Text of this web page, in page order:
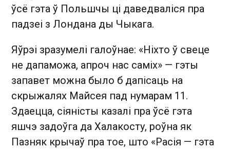
ўсё гэта ў Польшчы ці даведваліся пра
падзеі з Лондана ды Чыкага.
Яўрэі зразумелі галоўнае: «Ніхто ў свеце
не дапаможа, апроч нас саміх» — гэты
запавет можна было б дапісаць на
скрыжалях Майсея пад нумарам 11.
Здаецца, сіяністы казалі пра ўсё гэта
яшчэ задоўга да Халакосту, роўна як
Пазняк крычаў пра тое, што «Расія — гэта